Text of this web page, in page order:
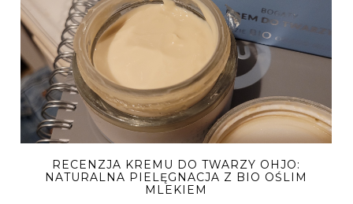
RECENZJA KREMU DO TWARZY OHJO:
NATURALNA PIELĘGNACJA Z BIO OŚLIM
MLEKIEM